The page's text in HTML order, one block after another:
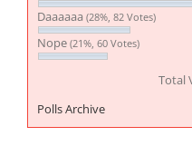
Daaaaaa (28%, 82 Votes)
Nope (21%, 60 Votes)
Total
Polls Archive